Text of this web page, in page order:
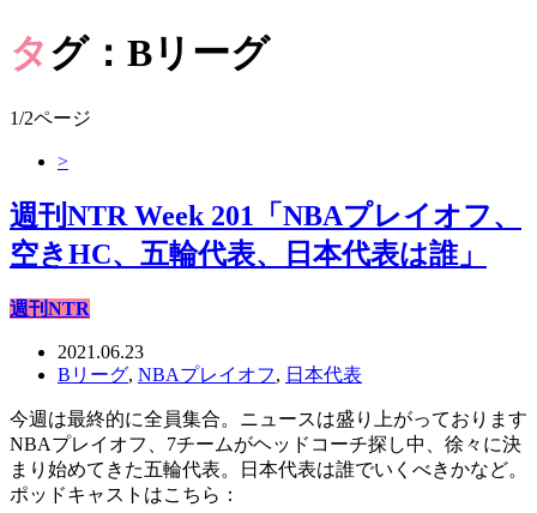
タグ：Bリーグ
1/2ページ
>
週刊NTR Week 201「NBAプレイオフ、
空きHC、五輪代表、日本代表は誰」
週刊NTR
2021.06.23
Bリーグ, NBAプレイオフ, 日本代表
今週は最終的に全員集合。ニュースは盛り上がっております
NBAプレイオフ、7チームがヘッドコーチ探し中、徐々に決
まり始めてきた五輪代表。日本代表は誰でいくべきかなど。
ポッドキャストはこちら：